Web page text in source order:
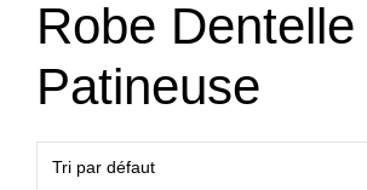
Robe Dentelle
Patineuse